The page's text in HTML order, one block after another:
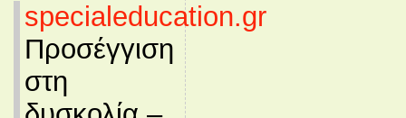
specialeducation.gr
Προσέγγιση
στη